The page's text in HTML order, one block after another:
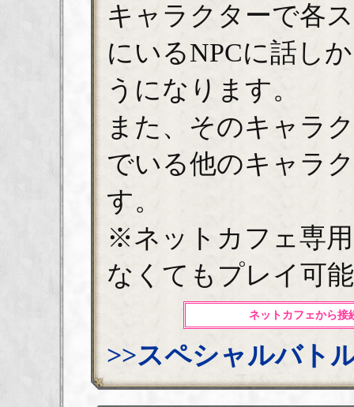
キャラクターで各
にいるNPCに話し
うになります。
また、そのキャラ
でいる他のキャラ
す。
※ネットカフェ専
なくてもプレイ可
ネットカフェから接
>>スペシャルバト